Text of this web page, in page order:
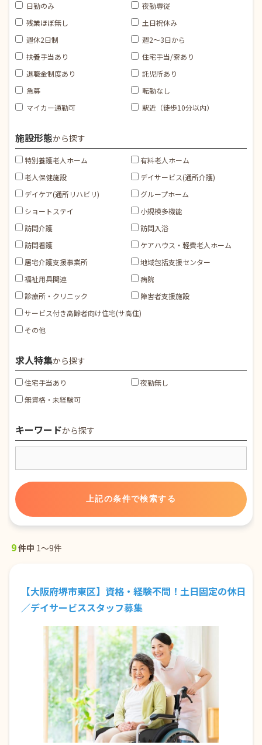
日勤のみ
夜勤専従
残業ほぼ無し
土日祝休み
週休2日制
週2～3日から
扶養手当あり
住宅手当/寮あり
退職金制度あり
託児所あり
急募
転勤なし
マイカー通勤可
駅近（徒歩10分以内）
施設形態から探す
特別養護老人ホーム
有料老人ホーム
老人保健施設
デイサービス(通所介護)
デイケア(通所リハビリ)
グループホーム
ショートステイ
小規模多機能
訪問介護
訪問入浴
訪問看護
ケアハウス・軽費老人ホーム
居宅介護支援事業所
地域包括支援センター
福祉用具関連
病院
診療所・クリニック
障害者支援施設
サービス付き高齢者向け住宅(サ高住)
その他
求人特集から探す
住宅手当あり
夜勤無し
無資格・未経験可
キーワードから探す
9件中 1～9件
【大阪府堺市東区】資格・経験不問！土日固定の休日
／デイサービススタッフ募集